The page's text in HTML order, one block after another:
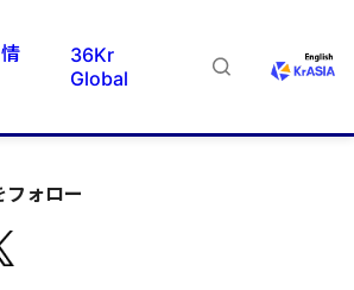
36Kr
Global
フォロー